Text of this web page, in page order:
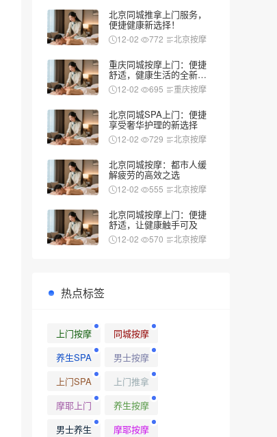
北京同城推拿上门服务，
便捷健康新选择！
12-02 772 北京按摩
重庆同城按摩上门：便捷
舒适，健康生活的全新选
择12-02 695 重庆按摩
北京同城SPA上门：便捷
享受奢华护理的新选择
12-02 729 北京按摩
北京同城按摩：都市人缓
解疲劳的高效之选
12-02 555 北京按摩
北京同城按摩上门：便捷
舒适，让健康触手可及
12-02 570 北京按摩
热点标签
上门按摩
同城按摩
养生SPA
男士按摩
上门SPA
上门推拿
摩耶上门
养生按摩
男士养生
摩耶按摩